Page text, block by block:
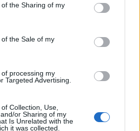
or usage behaviour. You may click to
to Google and its third-party tags to
specified purposes in below Google
the Sharing of my
the Sale of my
processing my
Targeted Advertising.
Collection, Use,
or Sharing of my
Is Unrelated with the
it was collected.
μπορούν να σχεδιάσουν και να
μαχητικό μόνοι τους, εξ ου και η
τις ΗΠΑ αποκλείουν την επιλογή F-35.
για τους Ισπανούς –
από τους Ισπανούς προφανώς θα
για τους Τούρκους και η καλύτερη